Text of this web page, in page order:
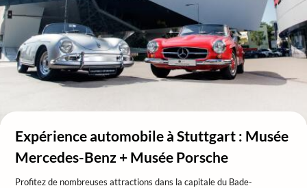
Expérience automobile à Stuttgart : Musée
Mercedes-Benz + Musée Porsche
Profitez de nombreuses attractions dans la capitale du Bade-